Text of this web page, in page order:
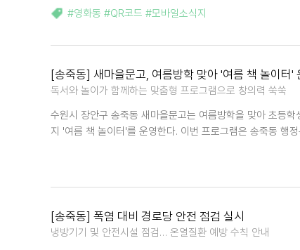
#영화동 #QR코드 #모바일소식지
[송죽동] 새마을문고, 여름방학 맞아 '여름 책 놀이터'
독서와 놀이가 함께하는 맞춤형 프로그램으로 창의력 쑥쑥
수원시 장안구 송죽동 새마을문고는 여름방학을 맞아 초등
지 '여름 책 놀이터'를 운영한다. 이번 프로그램은 송죽동 행
[송죽동] 폭염 대비 경로당 안전 점검 실시
냉방기기 및 안전시설 점검… 온열질환 예방 수칙 안내